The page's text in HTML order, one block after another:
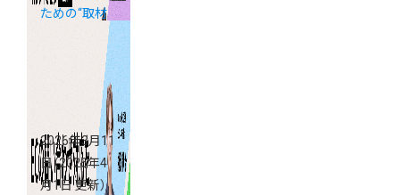
ための“取材
タ”の作り方
2026年3月11
日（2026年4
月1日 更新）